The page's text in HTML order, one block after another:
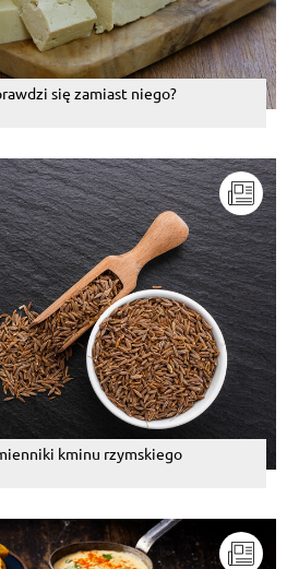
się zamiast niego?
kminu rzymskiego